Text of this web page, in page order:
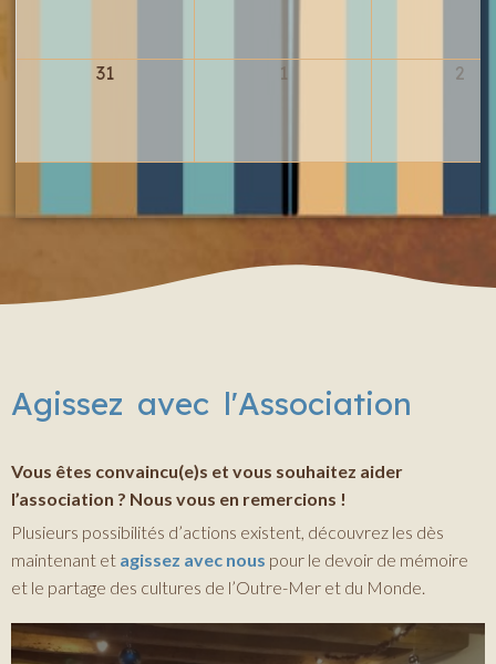
31 1 2
Agissez avec l'Association
Vous êtes convaincu(e)s et vous souhaitez aider
l’association ? Nous vous en remercions !
Plusieurs possibilités d’actions existent, découvrez les dès
maintenant et agissez avec nous pour le devoir de mémoire
et le partage des cultures de l’Outre-Mer et du Monde.